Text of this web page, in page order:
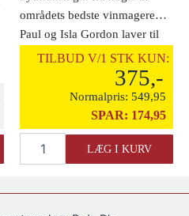
områdets bedste vinmagere…
Paul og Isla Gordon laver til
daglig [...]
TILBUD V/1 STK KUN:
375,-
Normalpris: 549,95
SPAR: 174,95
LÆG I KURV